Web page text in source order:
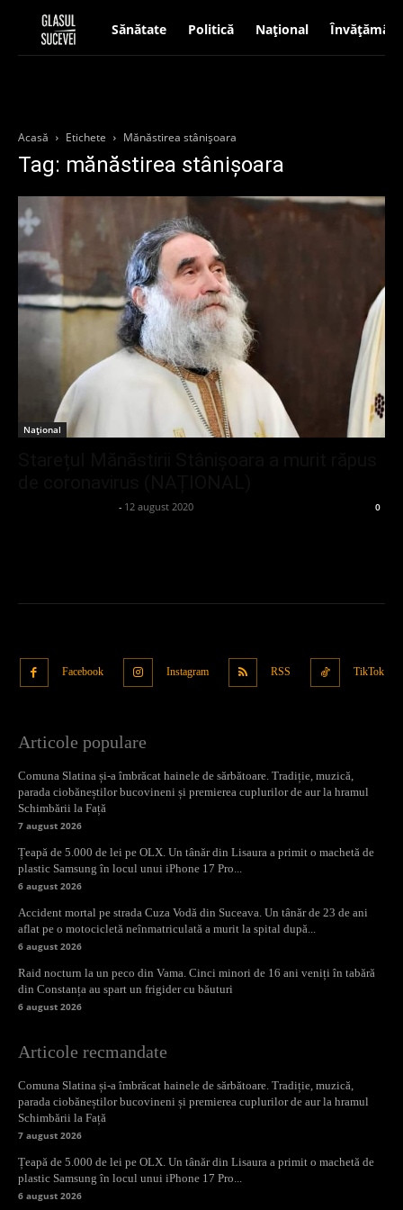
Sănătate Politică Național Învățământ
Acasă Etichete Mănăstirea stânișoara
Tag: mănăstirea stânișoara
Național
- 12 august 2020 0
Facebook Instagram RSS TikTok
Articole populare
Comuna Slatina și-a îmbrăcat hainele de sărbătoare. Tradiție, muzică,
parada ciobăneștilor bucovineni și premierea cuplurilor de aur la hramul
Schimbării la Față
7 august 2026
Țeapă de 5.000 de lei pe OLX. Un tânăr din Lisaura a primit o machetă de
plastic Samsung în locul unui iPhone 17 Pro...
6 august 2026
Accident mortal pe strada Cuza Vodă din Suceava. Un tânăr de 23 de ani
aflat pe o motocicletă neînmatriculată a murit la spital după...
6 august 2026
Raid nocturn la un peco din Vama. Cinci minori de 16 ani veniți în tabără
din Constanța au spart un frigider cu băuturi
6 august 2026
Articole recmandate
Comuna Slatina și-a îmbrăcat hainele de sărbătoare. Tradiție, muzică,
parada ciobăneștilor bucovineni și premierea cuplurilor de aur la hramul
Schimbării la Față
7 august 2026
Țeapă de 5.000 de lei pe OLX. Un tânăr din Lisaura a primit o machetă de
plastic Samsung în locul unui iPhone 17 Pro...
6 august 2026